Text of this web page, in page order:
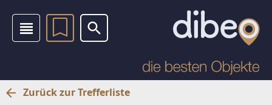
Zurück zur Trefferliste